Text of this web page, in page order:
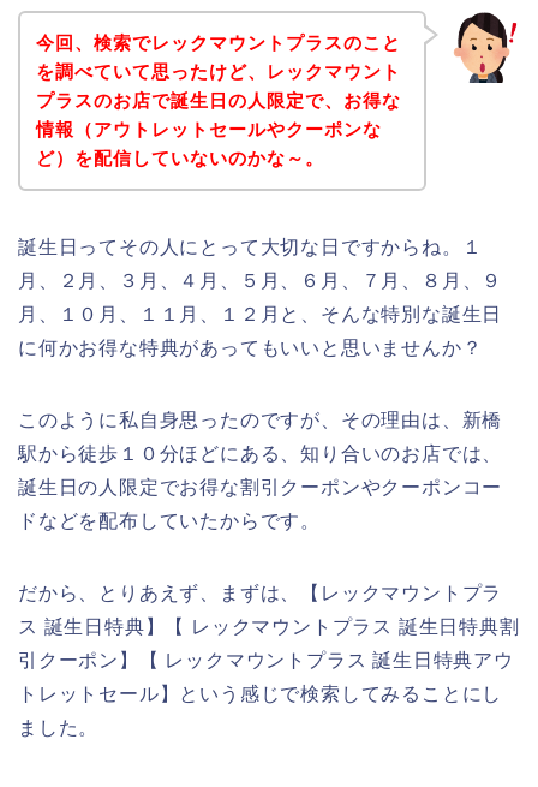
今回、検索でレックマウントプラスのこと
を調べていて思ったけど、レックマウント
プラスのお店で誕生日の人限定で、お得な
情報（アウトレットセールやクーポンな
ど）を配信していないのかな～。
誕生日ってその人にとって大切な日ですからね。１
月、２月、３月、４月、５月、６月、７月、８月、９
月、１０月、１１月、１２月と、そんな特別な誕生日
に何かお得な特典があってもいいと思いませんか？
このように私自身思ったのですが、その理由は、新橋
駅から徒歩１０分ほどにある、知り合いのお店では、
誕生日の人限定でお得な割引クーポンやクーポンコー
ドなどを配布していたからです。
だから、とりあえず、まずは、【レックマウントプラ
ス 誕生日特典】【 レックマウントプラス 誕生日特典割
引クーポン】【 レックマウントプラス 誕生日特典アウ
トレットセール】という感じで検索してみることにし
ました。